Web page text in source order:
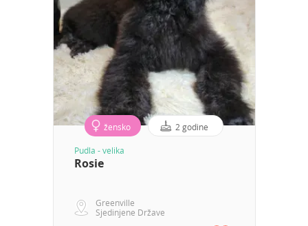
žensko 2 godine
Pudla - velika
Rosie
Greenville
Sjedinjene Države